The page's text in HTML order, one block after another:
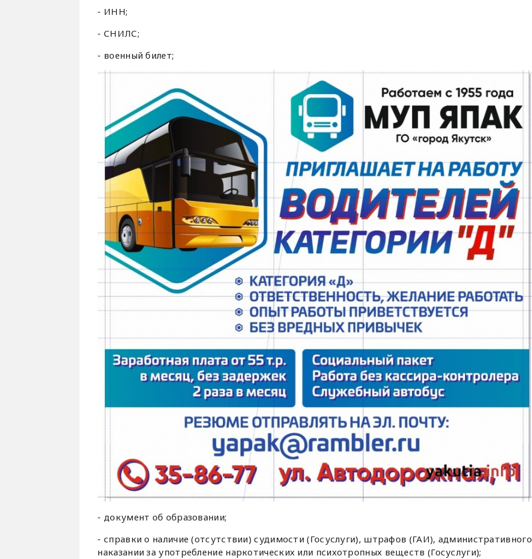
- ИНН;
- СНИЛС;
- военный билет;
- документ об образовании;
- справки о наличие (отсутствии) судимости (Госуслуги), штрафов (ГАИ), административного
наказании за употребление наркотических или психотропных веществ (Госуслуги);